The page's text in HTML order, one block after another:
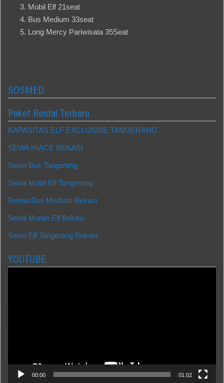
Mobil Elf 21seat
Bus Medium 33seat
Long Mercy Pariwisata 35Seat
SOSMED
Paket Rental Terbaru
KAPASITAS ELF EXCLUSIVE TANGERANG
SEWA HIACE BEKASI
Sewa Bus Tangerang
Sewa Mobil Elf Tangerang
Rental Bus Medium Bekasi
Sewa Murah Elf Bekasi
Sewa Elf Tangerang Bekasi
YOUTUBE
00:00 01:02